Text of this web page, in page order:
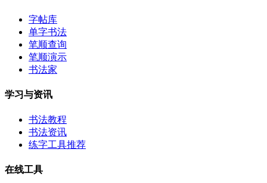
字帖库
单字书法
笔顺查询
笔顺演示
书法家
学习与资讯
书法教程
书法资讯
练字工具推荐
在线工具